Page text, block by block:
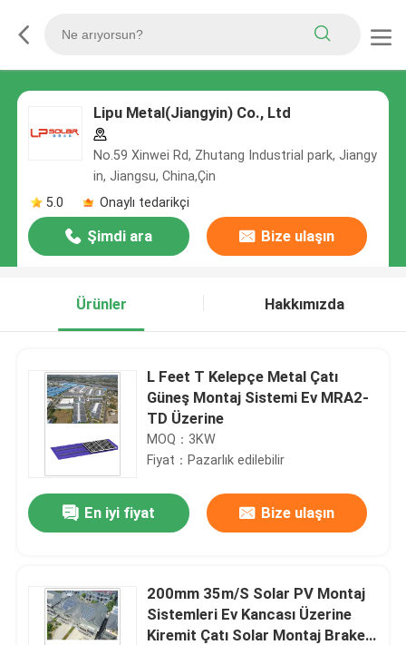
Lipu Metal(Jiangyin) Co., Ltd
No.59 Xinwei Rd, Zhutang Industrial park, Jiangy
in, Jiangsu, China,Çin
5.0
Onaylı tedarikçi
Şimdi ara Bize ulaşın
Ürünler Hakkımızda
L Feet T Kelepçe Metal Çatı
Güneş Montaj Sistemi Ev MRA2-
TD Üzerine
MOQ：3KW
Fiyat：Pazarlık edilebilir
En iyi fiyat Bize ulaşın
200mm 35m/S Solar PV Montaj
Sistemleri Ev Kancası Üzerine
Kiremit Çatı Solar Montaj Braketi